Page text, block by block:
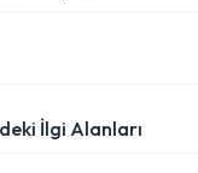
İlgi Alanları